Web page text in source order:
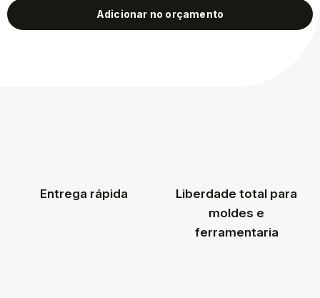
Adicionar no orçamento
Entrega rápida
Liberdade total para
moldes e
ferramentaria